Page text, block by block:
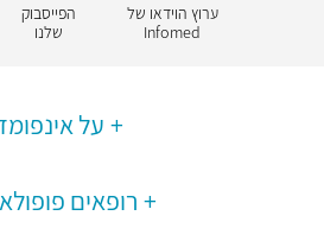
ערוץ הוידאו של
Infomed
הפייסבוק
שלנו
על
רופאים